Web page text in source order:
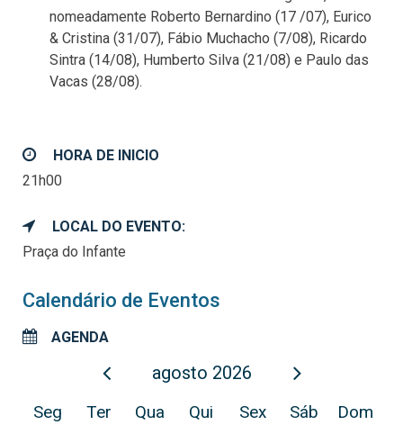
nomeadamente Roberto Bernardino (17 /07), Eurico
& Cristina (31/07), Fábio Muchacho (7/08), Ricardo
Sintra (14/08), Humberto Silva (21/08) e Paulo das
Vacas (28/08).
HORA DE INICIO
21h00
LOCAL DO EVENTO:
Praça do Infante
Calendário de Eventos
AGENDA
agosto 2026
Seg Ter Qua Qui Sex Sáb Dom